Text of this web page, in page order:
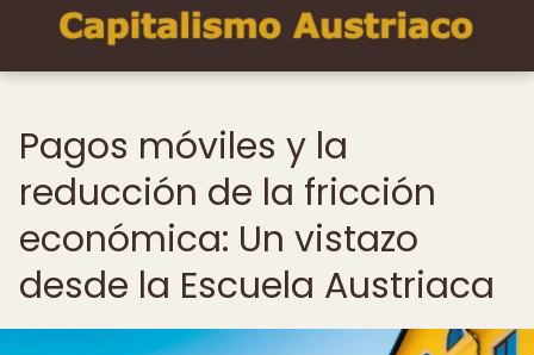
Pagos móviles y la
reducción de la fricción
económica: Un vistazo
desde la Escuela Austriaca